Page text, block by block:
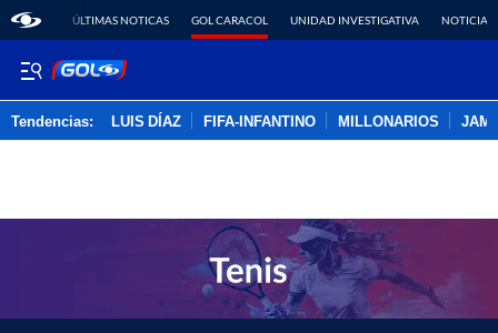
ÚLTIMAS NOTICAS GOL CARACOL UNIDAD INVESTIGATIVA NOTICIAS
Tendencias: LUIS DÍAZ FIFA-INFANTINO MILLONARIOS